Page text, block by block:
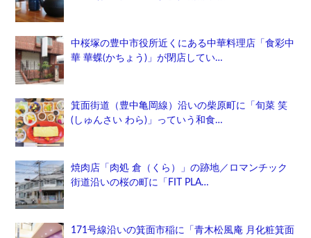
中桜塚の豊中市役所近くにある中華料理店「食彩中
華 華蝶(かちょう)」が閉店してい…
箕面街道（豊中亀岡線）沿いの柴原町に「旬菜 笑
(しゅんさい わら)」っていう和食…
焼肉店「肉処 倉（くら）」の跡地／ロマンチック
街道沿いの桜の町に「FIT PLA…
171号線沿いの箕面市稲に「青木松風庵 月化粧箕面